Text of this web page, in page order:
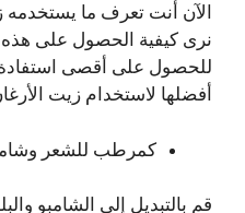
الآن أنت تعرف ما يستخدمه
نرى كيفية الحصول على
للحصول على أقصى استفادة
أفضلها لاستخدام زيت
كمرطب للشعر
قم بالتبديل إلى الشامبو